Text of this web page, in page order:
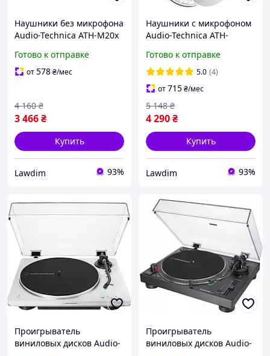
Наушники без микрофона
Audio-Technica ATH-M20x
Готово к отправке
от578₴/мес
3 466₴
4 160 ₴
Купить
Lawdim 93%
Наушники с микрофоном
Audio-Technica ATH-
Готово к отправке
5.0 (4)
от715₴/мес
4 290₴
5 148 ₴
Купить
Lawdim 93%
Проигрыватель
виниловых дисков Audio-
Проигрыватель
виниловых дисков Audio-